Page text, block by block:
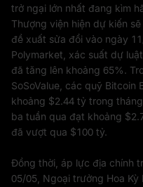
trở ngại lớn nhất đang kìm
Thượng viện hiện dự kiến
đề xuất sửa đổi vào ngày
Polymarket, xác suất dự
đã tăng lên khoảng 65%.
SoSoValue, các quỹ Bitcoin
khoảng $2.44 tỷ trong
ba tuần qua đạt khoảng
đã vượt qua $100 tỷ.
Đồng thời, áp lực địa chính
05/05, Ngoại trưởng Hoa